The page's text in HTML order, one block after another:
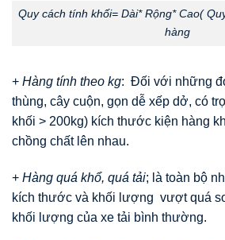
Quy cách tính khối= Dài* Rộng* Cao(
hàng
+ Hàng tính theo kg: Đối với những
thùng, cây cuộn, gọn dễ xếp dở, có
khối > 200kg) kích thước kiện hàng
chồng chất lên nhau.
+ Hàng quá khổ, quá tải; là toàn bộ
kích thước và khối lượng vượt quá
khối lượng của xe tải bình thường.